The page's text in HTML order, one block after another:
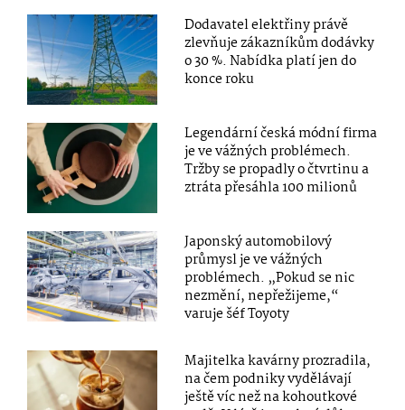
Dodavatel elektřiny právě
zlevňuje zákazníkům dodávky
o 30 %. Nabídka platí jen do
konce roku
Legendární česká módní firma
je ve vážných problémech.
Tržby se propadly o čtvrtinu a
ztráta přesáhla 100 milionů
Japonský automobilový
průmysl je ve vážných
problémech. „Pokud se nic
nezmění, nepřežijeme,“
varuje šéf Toyoty
Majitelka kavárny prozradila,
na čem podniky vydělávají
ještě víc než na kohoutkové